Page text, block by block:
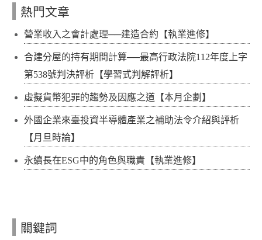
熱門文章
營業收入之會計處理──建造合約【執業進修】
合建分屋的持有期間計算──最高行政法院112年度上字
第538號判決評析【學習式判解評析】
虛擬貨幣犯罪的趨勢及因應之道【本月企劃】
外國企業來臺投資半導體產業之補助法令介紹與評析
【月旦時論】
永續長在ESG中的角色與職責【執業進修】
關鍵詞